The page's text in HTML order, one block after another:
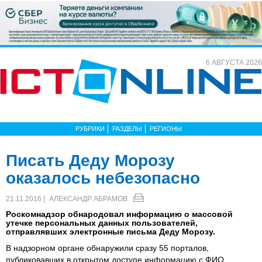
6 АВГУСТА 2026
РУБРИКИ РАЗДЕЛЫ РЕГИОНЫ
Писать Деду Морозу
оказалось небезопасно
21.11.2016 | АЛЕКСАНДР АБРАМОВ
Роскомнадзор обнародовал информацию о массовой
утечке персональных данных пользователей,
отправлявших электронные письма Деду Морозу.
В надзорном органе обнаружили сразу 55 порталов,
публиковавших в открытом доступе информацию с ФИО